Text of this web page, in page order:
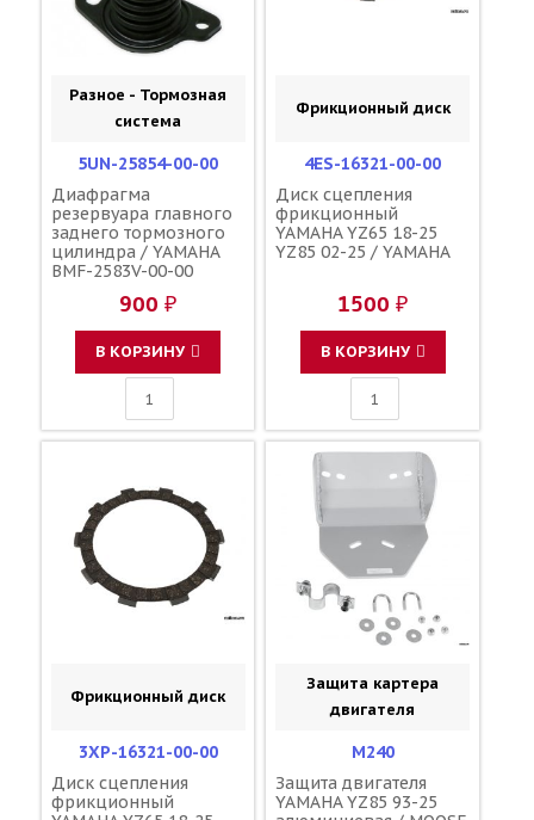
Разное - Тормозная
система
5UN-25854-00-00
Диафрагма
резервуара главного
заднего тормозного
цилиндра / YAMAHA
BMF-2583V-00-00
900 ₽
В КОРЗИНУ
Фрикционный диск
4ES-16321-00-00
Диск сцепления
фрикционный
YAMAHA YZ65 18-25
YZ85 02-25 / YAMAHA
1500 ₽
В КОРЗИНУ
Фрикционный диск
3XP-16321-00-00
Диск сцепления
фрикционный
Защита картера
двигателя
M240
Защита двигателя
YAMAHA YZ85 93-25